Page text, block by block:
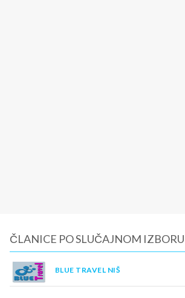
ČLANICE PO SLUČAJNOM IZBORU
BLUE TRAVEL NIŠ